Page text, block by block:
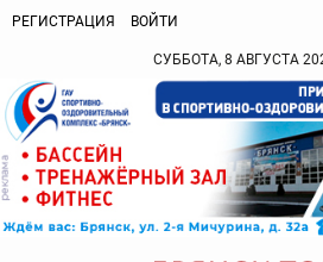
РЕГИСТРАЦИЯ ВОЙТИ
СУББОТА, 8 АВГУСТА